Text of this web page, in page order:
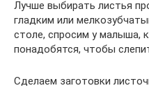
Лучше выбирать листья
гладким или
столе, спросим у малыша,
понадобятся, чтобы
Сделаем заготовки